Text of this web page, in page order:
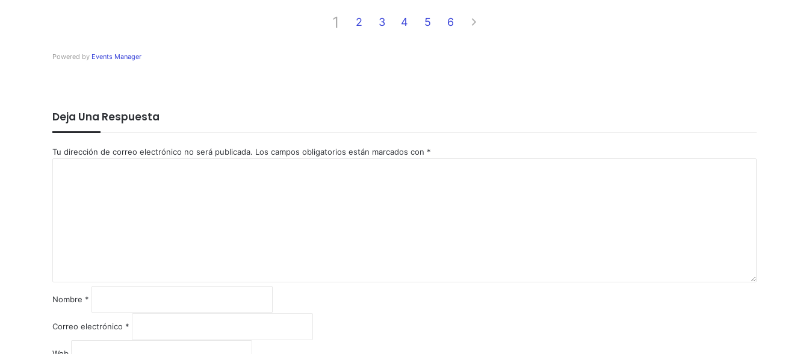
1 2 3 4 5 6
Powered by Events Manager
Deja Una Respuesta
Tu dirección de correo electrónico no será publicada. Los campos obligatorios están marcados con *
o
*
Nombre *
Correo electrónico *